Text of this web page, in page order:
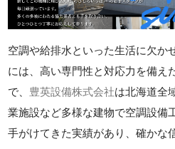
空調や給排水といった生活に欠か
には、高い専門性と対応力を備え
で、 豊英設備株式会社は北海道全
業施設など多様な建物で空調設備
手がけてきた実績があり、確かな